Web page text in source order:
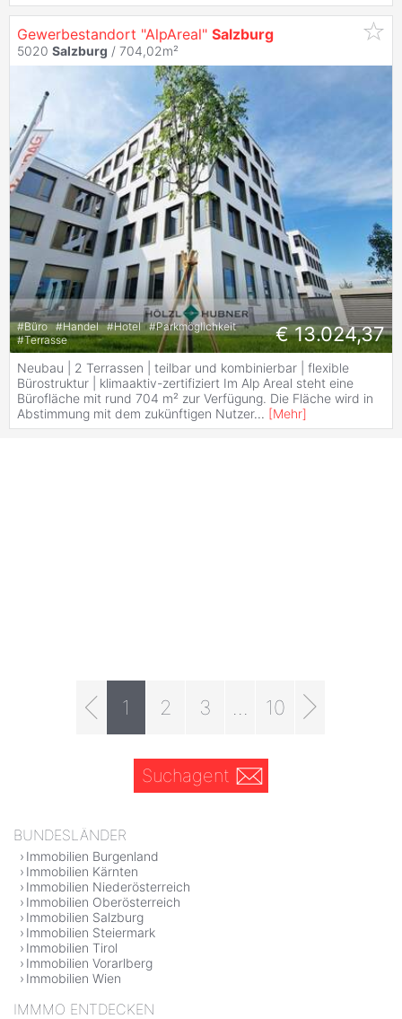
Gewerbestandort "AlpAreal" Salzburg
5020 Salzburg / 704,02m²
#Büro #Handel #Hotel #Parkmöglichkeit
#Terrasse € 13.024,37
Neubau | 2 Terrassen | teilbar und kombinierbar | flexible
Bürostruktur | klimaaktiv-zertifiziert Im Alp Areal steht eine
Bürofläche mit rund 704 m² zur Verfügung. Die Fläche wird in
Abstimmung mit dem zukünftigen Nutzer... [Mehr]
1 2 3 10
Suchagent
BUNDESLÄNDER
Immobilien Burgenland
Immobilien Kärnten
Immobilien Niederösterreich
Immobilien Oberösterreich
Immobilien Salzburg
Immobilien Steiermark
Immobilien Tirol
Immobilien Vorarlberg
Immobilien Wien
IMMMO ENTDECKEN